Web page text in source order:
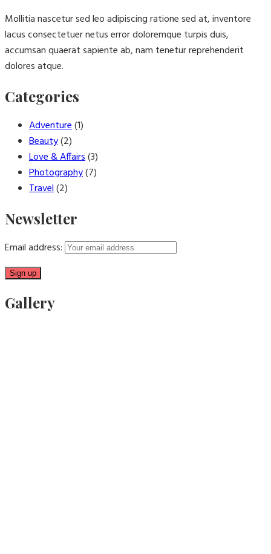
Mollitia nascetur sed leo adipiscing ratione sed at, inventore
lacus consectetuer netus error doloremque turpis duis,
accumsan quaerat sapiente ab, nam tenetur reprehenderit
dolores atque.
Categories
Adventure(1)
Beauty(2)
Love & Affairs(3)
Photography(7)
Travel(2)
Newsletter
Email address:
Gallery